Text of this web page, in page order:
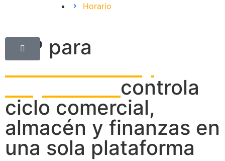
Horario
ERP para
distribuidores y
controla
ciclo comercial,
almacén y finanzas en
una sola plataforma